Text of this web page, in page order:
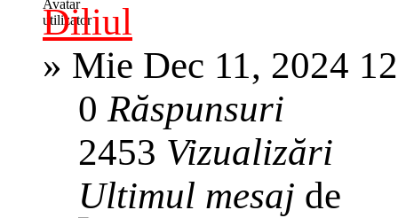
Diliul
» Mie Dec 11, 2024
0Răspunsuri
2453 Vizualizări
Ultimul mesaj de